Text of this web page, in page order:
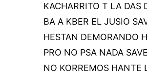
KACHARRITO T LA DAS
BA A KBER EL JUSIO
HESTAN DEMORANDO
PRO NO PSA NADA
NO KORREMOS HANTE